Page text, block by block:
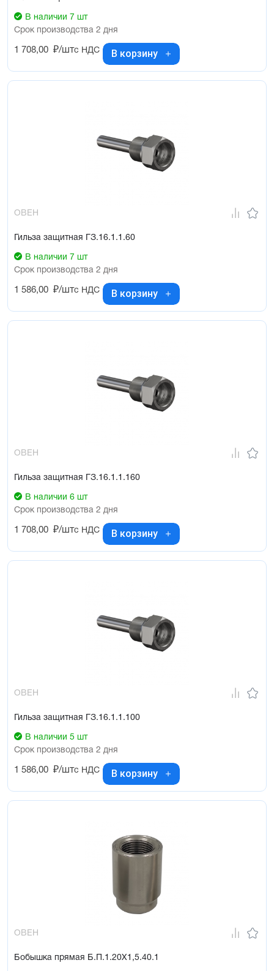
В наличии 7 шт
Срок производства 2 дня
1 708,00 ₽/штс НДС В корзину
ОВЕН
Гильза защитная ГЗ.16.1.1.60
В наличии 7 шт
Срок производства 2 дня
1 586,00 ₽/штс НДС В корзину
ОВЕН
Гильза защитная ГЗ.16.1.1.160
В наличии 6 шт
Срок производства 2 дня
1 708,00 ₽/штс НДС В корзину
ОВЕН
Гильза защитная ГЗ.16.1.1.100
В наличии 5 шт
Срок производства 2 дня
1 586,00 ₽/штс НДС В корзину
ОВЕН
Бобышка прямая Б.П.1.20Х1,5.40.1